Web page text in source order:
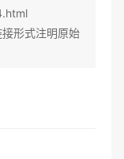
形式注明原始